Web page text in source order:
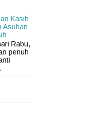
Kasih
Asuhan
Rabu,
penuh